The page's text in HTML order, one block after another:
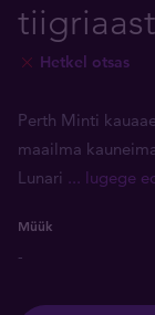
Hetkel otsas
Perth Minti
maailma
Lunari ... lugege
Müük
-